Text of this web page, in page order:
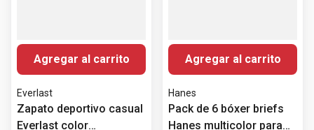
Agregar al carrito
Everlast
Zapato deportivo casual
Everlast color
Agregar al carrito
Hanes
Pack de 6 bóxer briefs
Hanes multicolor para